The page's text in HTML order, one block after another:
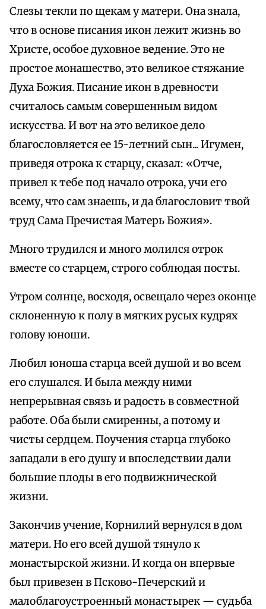
Слезы текли по щекам у матери. Она знала,
что в основе писания икон лежит жизнь во
Христе, особое духовное ведение. Это не
простое монашество, это великое стяжание
Духа Божия. Писание икон в древности
считалось самым совершенным видом
искусства. И вот на это великое дело
благословляется ее 15-летний сын... Игумен,
приведя отрока к старцу, сказал: «Отче,
привел к тебе под начало отрока, учи его
всему, что сам знаешь, и да благословит твой
труд Сама Пречистая Матерь Божия».
Много трудился и много молился отрок
вместе со старцем, строго соблюдая посты.
Утром солнце, восходя, освещало через оконце
склоненную к полу в мягких русых кудрях
голову юноши.
Любил юноша старца всей душой и во всем
его слушался. И была между ними
непрерывная связь и радость в совместной
работе. Оба были смиренны, а потому и
чисты сердцем. Поучения старца глубоко
западали в его душу и впоследствии дали
большие плоды в его подвижнической
жизни.
Закончив учение, Корнилий вернулся в дом
матери. Но его всей душой тянуло к
монастырской жизни. И когда он впервые
был привезен в Псково-Печерский и
малоблагоустроенный монастырек — судьба